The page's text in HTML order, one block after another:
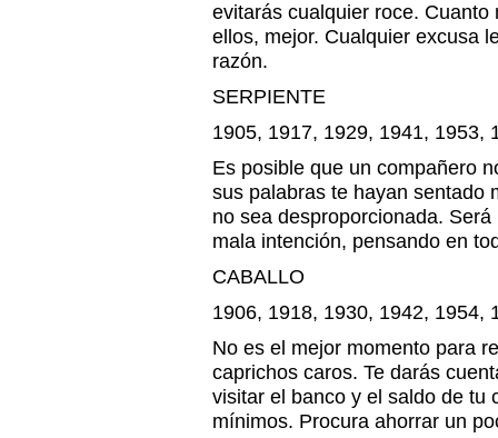
evitarás cualquier roce.
ellos, mejor. Cualquier excusa
razón.
SERPIENTE
1905, 1917, 1929, 1941, 1953,
Es posible que un compañero
sus palabras te hayan sentado
no sea desproporcionada.
mala intención, pensando en
CABALLO
1906, 1918, 1930, 1942, 1954,
No es el mejor momento para
caprichos caros. Te darás
visitar el banco y el saldo de tu
mínimos. Procura ahorrar un